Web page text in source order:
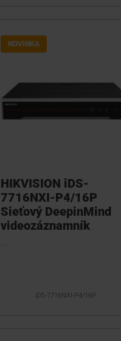
NOVINKA
HIKVISION iDS-
7716NXI-P4/16P
Sieťový DeepinMind
videozáznamník
...
iDS-7716NXI-P4/16P